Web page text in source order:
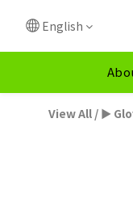
English
View All / ►